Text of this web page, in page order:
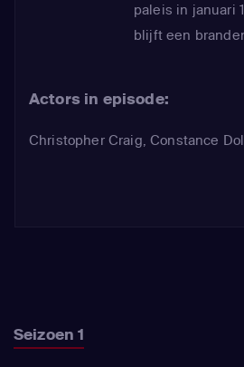
paleis in januari
blijft een
Actors in episode:
Christopher Craig,Constance
Seizoen 1